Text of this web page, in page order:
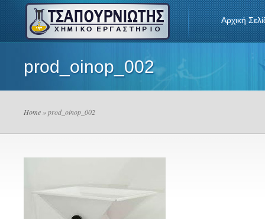
Αρχική
prod_oinop_002
Home » prod_oinop_002